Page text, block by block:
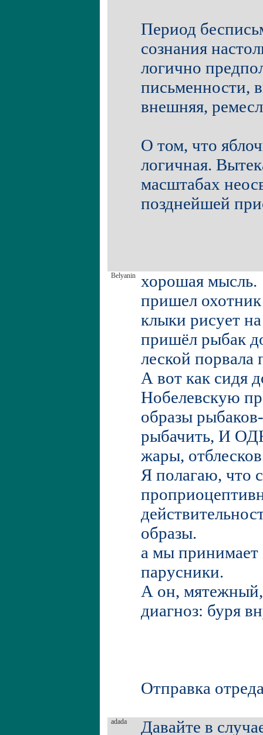
Период
сознания
логично
письменности,
внешняя,
О том, что
логичная.
масштабах
позднейшей
Belyanin
хорошая мысль.
пришел
клыки рисует
пришёл рыбак
леской порвала
А вот как сидя
Нобелевскую
образы
рыбачить, И
жары,
Я полагаю, что
образы.
а мы принимает
парусники.
А он,
диагноз: буря
Отправка
adada Давайте в